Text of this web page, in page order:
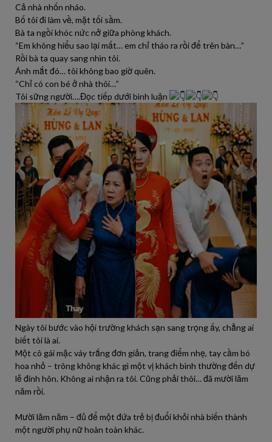
Cả nhà nhốn nháo.
Bố tôi đi làm về, mặt tối sầm.
Bà ta ngồi khóc nức nở giữa phòng khách.
“Em không hiểu sao lại mất… em chỉ tháo ra rồi để trên bàn…”
Rồi bà ta quay sang nhìn tôi.
Ánh mắt đó… tôi không bao giờ quên.
“Chỉ có con bé ở nhà thôi…”
Tôi sững người….Đọc tiếp dưới bình luận
Ngày tôi bước vào hội trường khách sạn sang trọng ấy, chẳng ai
biết tôi là ai.
Một cô gái mặc váy trắng đơn giản, trang điểm nhẹ, tay cầm bó
hoa nhỏ – trông không khác gì một vị khách bình thường đến dự
lễ đính hôn. Không ai nhận ra tôi. Cũng phải thôi… đã mười lăm
năm rồi.
Mười lăm năm – đủ để một đứa trẻ bị đuổi khỏi nhà biến thành
một người phụ nữ hoàn toàn khác.